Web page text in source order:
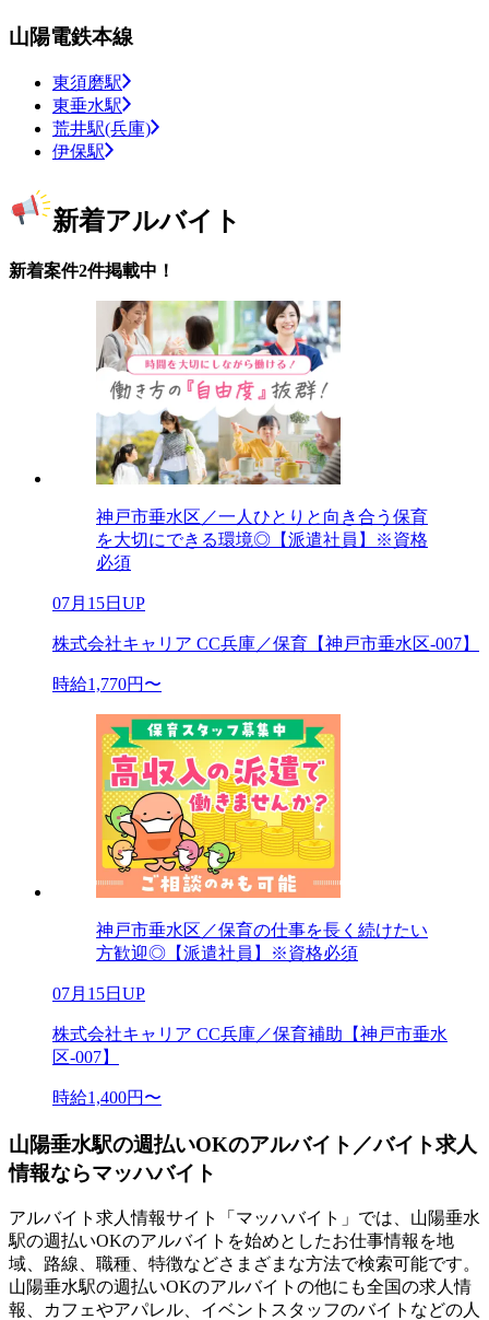
山陽電鉄本線
東須磨駅
東垂水駅
荒井駅(兵庫)
伊保駅
新着アルバイト
新着案件2件掲載中！
神戸市垂水区／一人ひとりと向き合う保育
を大切にできる環境◎【派遣社員】※資格
必須
07月15日UP
株式会社キャリア CC兵庫／保育【神戸市垂水区-007】
時給1,770円〜
神戸市垂水区／保育の仕事を長く続けたい
方歓迎◎【派遣社員】※資格必須
07月15日UP
株式会社キャリア CC兵庫／保育補助【神戸市垂水
区-007】
時給1,400円〜
山陽垂水駅の週払いOKのアルバイト／バイト求人
情報ならマッハバイト
アルバイト求人情報サイト「マッハバイト」では、山陽垂水
駅の週払いOKのアルバイトを始めとしたお仕事情報を地
域、路線、職種、特徴などさまざまな方法で検索可能です。
山陽垂水駅の週払いOKのアルバイトの他にも全国の求人情
報、カフェやアパレル、イベントスタッフのバイトなどの人